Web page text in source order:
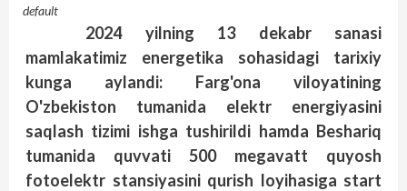
default
2024 yilning 13 dekabr sanasi
mamlakatimiz energetika sohasidagi tarixiy
kunga aylandi: Farg'ona viloyatining
O'zbekiston tumanida elektr energiyasini
saqlash tizimi ishga tushirildi hamda Beshariq
tumanida quvvati 500 megavatt quyosh
fotoelektr stansiyasini qurish loyihasiga start